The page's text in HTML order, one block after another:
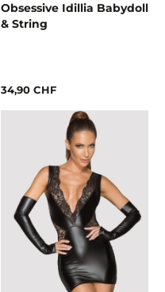
Obsessive Idillia Babydoll
& String
34,90 CHF